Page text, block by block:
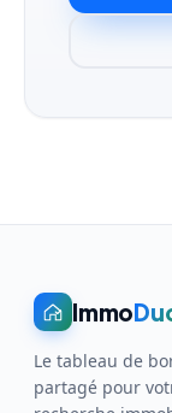
Immo
Le tableau de
partagé pour